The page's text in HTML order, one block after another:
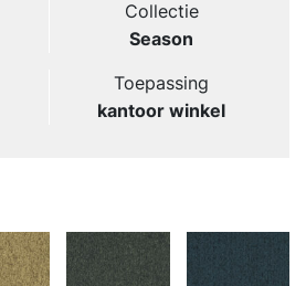
Collectie
Season
Toepassing
kantoor winkel